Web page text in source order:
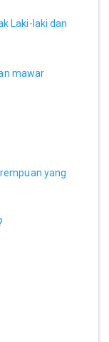
Laki-laki dan
mawar
yang